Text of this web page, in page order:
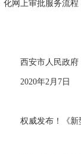
化网上审批服务流程
西安市人民政府
2020年2 月 7日
权威发布！《新